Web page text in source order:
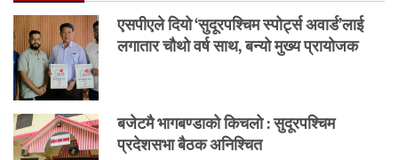
एसपीएले दियो ‘सुदूरपश्चिम स्पोर्ट्स अवार्ड’लाई
लगातार चौथो वर्ष साथ, बन्यो मुख्य प्रायोजक
बजेटमै भागबण्डाको किचलो : सुदूरपश्चिम
प्रदेशसभा बैठक अनिश्चित